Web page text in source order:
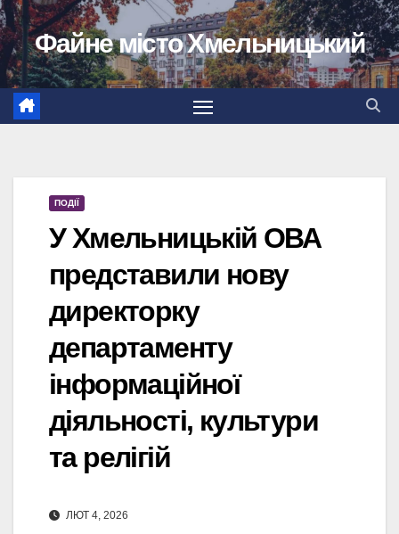
Перейти
до
вмісту
Файне місто Хмельницький
ПОДІЇ
У Хмельницькій ОВА
представили нову
директорку
департаменту
інформаційної
діяльності, культури
та релігій
ЛЮТ 4, 2026